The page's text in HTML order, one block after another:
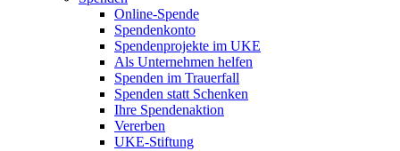
Online-Spende
Spendenkonto
Spendenprojekte im UKE
Als Unternehmen helfen
Spenden im Trauerfall
Spenden statt Schenken
Ihre Spendenaktion
Vererben
UKE-Stiftung